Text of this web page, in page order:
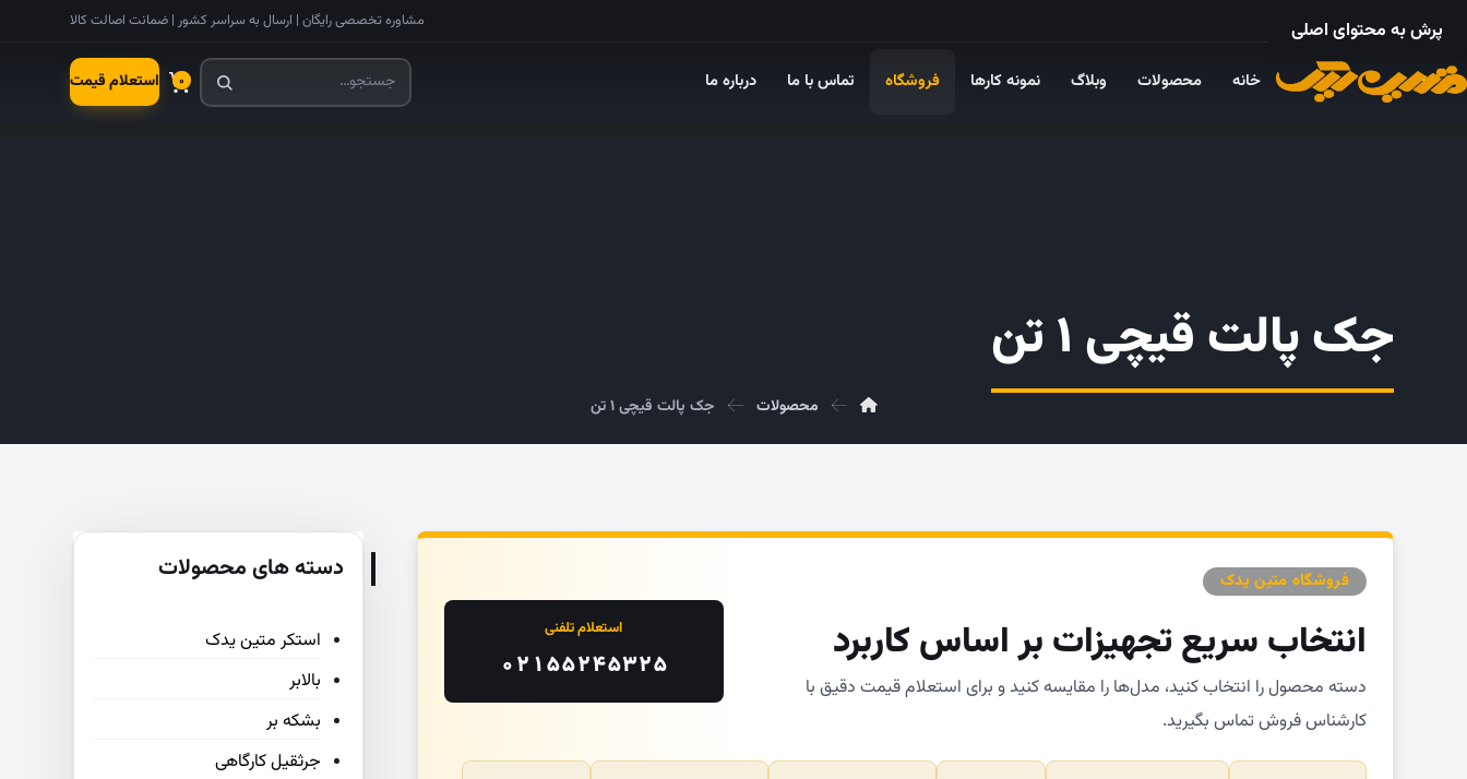
۰۲۱ – ۵۵۲۴ ۵۳۲۵ مشاوره تخصصی رایگان | ارسال به سراسر کشور | ضمانت اصالت کالا
خانه محصولات وبلاگ نمونه کارها فروشگاه تماس با ما درباره ما ۰ استعلام قیمت
پرش به محتوای اصلی
جک پالت قیچی ۱ تن
محصولات جک پالت قیچی ۱ تن
فروشگاه متین یدک
انتخاب سریع تجهیزات بر اساس کاربرد
دسته محصول را انتخاب کنید، مدل‌ها را مقایسه کنید و برای استعلام قیمت دقیق با
کارشناس فروش تماس بگیرید.
استعلام تلفنی
۰۲۱۵۵۲۴۵۳۲۵
دسته های محصولات
استکر متین یدک
بالابر
بشکه بر
جرثقیل کارگاهی